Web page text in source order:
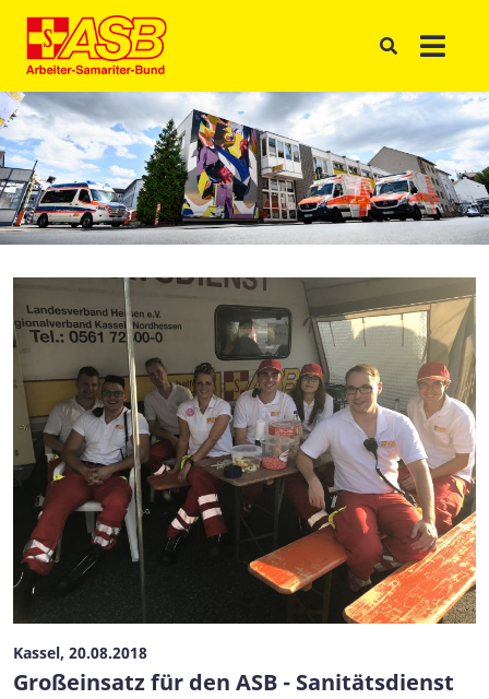
Kassel, 20.08.2018
Großeinsatz für den ASB - Sanitätsdienst